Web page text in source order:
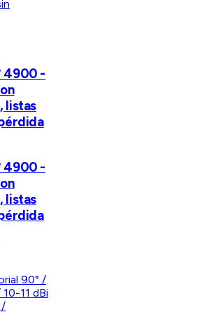
4900 -
listas
4900 -
listas